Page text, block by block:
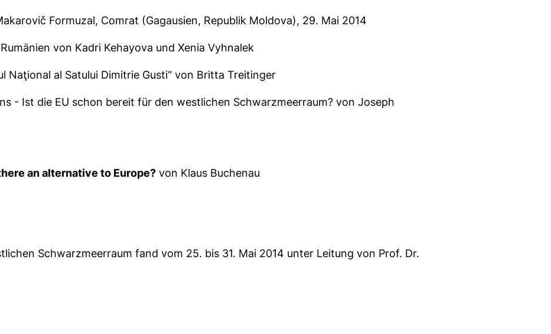
Formuzal, Comrat (Gagausien, Republik Moldova), 29. Mai 2014
von Kadri Kehayova und Xenia Vyhnalek
Naţional al Satului Dimitrie Gusti“ von Britta Treitinger
- Ist die EU schon bereit für den westlichen Schwarzmeerraum? von Joseph
an alternative to Europe? von Klaus Buchenau
Schwarzmeerraum fand vom 25. bis 31. Mai 2014 unter Leitung von Prof. Dr.